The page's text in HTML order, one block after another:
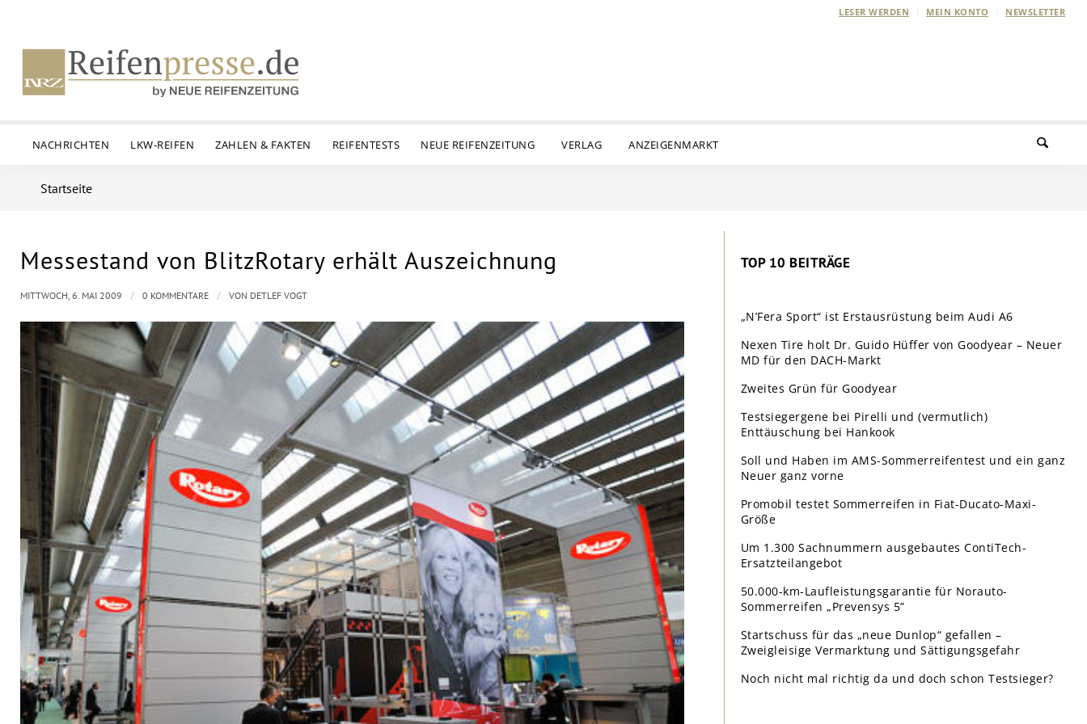
LESER WERDEN MEIN KONTO NEWSLETTER
NACHRICHTEN LKW-REIFEN ZAHLEN & FAKTEN REIFENTESTS NEUE REIFENZEITUNG VERLAG ANZEIGENMARKT
Startseite
Messestand von BlitzRotary erhält Auszeichnung
MITTWOCH, 6. MAI 2009 / 0 KOMMENTARE / VON DETLEF VOGT
TOP 10 BEITRÄGE
„N’Fera Sport“ ist Erstausrüstung beim Audi A6
Nexen Tire holt Dr. Guido Hüffer von Goodyear – Neuer
MD für den DACH-Markt
Zweites Grün für Goodyear
Testsiegergene bei Pirelli und (vermutlich)
Enttäuschung bei Hankook
Soll und Haben im AMS-Sommerreifentest und ein ganz
Neuer ganz vorne
Promobil testet Sommerreifen in Fiat-Ducato-Maxi-
Größe
Um 1.300 Sachnummern ausgebautes ContiTech-
Ersatzteilangebot
50.000-km-Laufleistungsgarantie für Norauto-
Sommerreifen „Prevensys 5”
Startschuss für das „neue Dunlop“ gefallen –
Zweigleisige Vermarktung und Sättigungsgefahr
Noch nicht mal richtig da und doch schon Testsieger?